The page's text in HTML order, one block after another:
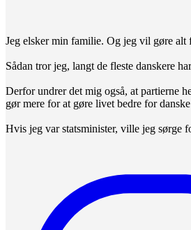
Jeg elsker min familie. Og jeg vil gøre alt
Sådan tror jeg, langt de fleste danskere
Derfor undrer det mig også, at partierne
gør mere for at gøre livet bedre for
Hvis jeg var statsminister, ville jeg sørge